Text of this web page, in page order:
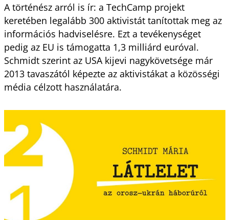
A történész arról is ír: a TechCamp projekt
keretében legalább 300 aktivistát tanítottak meg az
információs hadviselésre. Ezt a tevékenységet
pedig az EU is támogatta 1,3 milliárd euróval.
Schmidt szerint az USA kijevi nagykövetsége már
2013 tavaszától képezte az aktivistákat a közösségi
média célzott használatára.